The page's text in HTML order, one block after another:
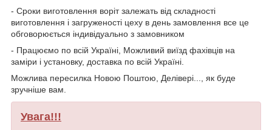
- Сроки виготовлення воріт залежать від складності
виготовлення і загруженості цеху в день замовлення все це
обговорюється індивідуально з замовником
- Працюємо по всій Україні, Можливий виїзд фахівців на
заміри і установку, доставка по всій Україні.
Можлива пересилка Новою Поштою, Делівері..., як буде
зручніше вам.
Увага!!!